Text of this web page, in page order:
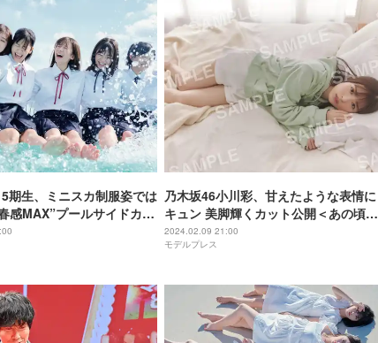
期生、ミニスカ制服姿では
感MAX”プールサイドカッ
頃、乃木坂にいた＞
乃木坂46小川彩、甘えたような表情に
キュン 美脚輝くカット公開＜あの頃、
乃木坂にいた＞
2024.02.09 21:00
モデルプレス